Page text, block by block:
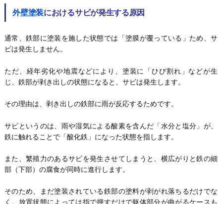
外壁塗装におけるサビが発生する原因
通常、鉄部に塗装を施した状態では「塗膜が覆っている」ため、サ
ビは発生しません。
ただ、経年劣化や地震などにより、塗装に「ひび割れ」などが生
じ、鉄部が剥き出しの状態になると、サビは発生します。
その理由は、剥き出しの鉄部に雨が反応するためです。
サビというのは、雨や湿気による酸素を含んだ「水分と塩分」が、
鉄に触れることで「酸化鉄」になった状態を指します。
また、繁殖力のあるサビを発生させてしまうと、横広がりと鉄の細
部（下部）の腐食が同時に進行します。
そのため、まだ塗装されている鉄部の塗料が剥がれ落ちるだけでな
く、放置状態によっては指で押すだけで躯体部分が曲がるケースも